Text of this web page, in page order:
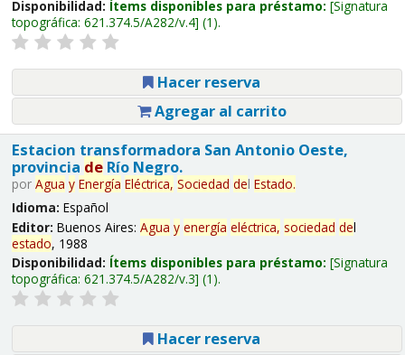
Disponibilidad: Ítems disponibles para préstamo: Signatura
topográfica: 621.374.5/A282/v.4 (1).
Hacer reserva
Agregar al carrito
Estacion transformadora San Antonio Oeste,
provincia deRío Negro.
por Agua y Energía Eléctrica, Sociedad del Estado.
Idioma: Español
Editor: Buenos Aires: Agua y energía eléctrica, sociedad del
estado, 1988
Disponibilidad: Ítems disponibles para préstamo: Signatura
topográfica: 621.374.5/A282/v.3 (1).
Hacer reserva